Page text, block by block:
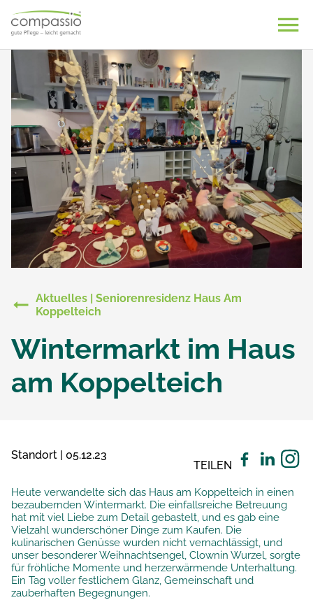
content
Aktuelles | Seniorenresidenz Haus Am
Koppelteich
Wintermarkt im Haus
am Koppelteich
Standort | 05.12.23
TEILEN
Heute verwandelte sich das Haus am Koppelteich in einen
bezaubernden Wintermarkt. Die einfallsreiche Betreuung
hat mit viel Liebe zum Detail gebastelt, und es gab eine
Vielzahl wunderschöner Dinge zum Kaufen. Die
kulinarischen Genüsse wurden nicht vernachlässigt, und
unser besonderer Weihnachtsengel, Clownin Wurzel, sorgte
für fröhliche Momente und herzerwärmende Unterhaltung.
Ein Tag voller festlichem Glanz, Gemeinschaft und
zauberhaften Begegnungen.